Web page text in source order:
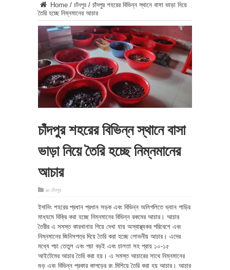
Home / চাঁদপুর / চাঁদপুর শহরের বিভিন্ন স্থানে বাসা ভাড়া নিয়ে
তৈরি হচ্ছে নিম্নমানের আচার
চাঁদপুর শহরের বিভিন্ন স্থানে বাসা
ভাড়া নিয়ে তৈরি হচ্ছে নিম্নমানের
আচার
in চাঁদপুর
ইদানিং শহরের প্রধান প্রধান সড়ক এবং বিভিন্ন অলিগলিতে ভ্যান গাড়ির
মাধ্যমে বিক্রি করা হচ্ছে নিম্নমানের বিভিন্ন রকমের আচার। আচার
তৈরীর এ সমস্ত কারখানায় গিয়ে দেখা যায় অস্বাস্থ্যকর পরিবেশে এবং
নিম্নমানের জিনিসপত্র দিয়ে তৈরি করা হচ্ছে লোভনীয় আচার। এদের
মধ্যে পচা তেতুল এবং পচা বড়ই এবং চালতা সহ প্রায় ১০-১৫
আইটেমের আচার তৈরি করা হয়। এ সমস্ত আচারের সাথে নিম্নমানের
গুড় এবং বিভিন্ন প্রকার কাপড়ের রং মিশিয়ে তৈরি করা হয় আচার। আচার